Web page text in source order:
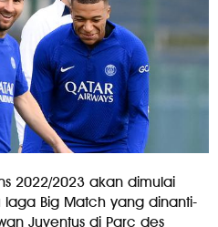
2022/2023 akan dimulai
Big Match yang dinanti-
Juventus di Parc des